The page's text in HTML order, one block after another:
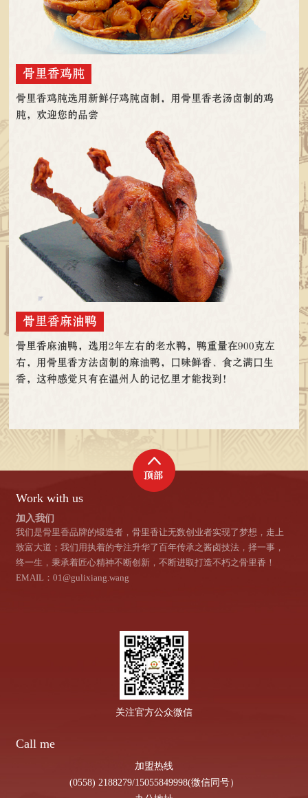
骨里香鸡肫
骨里香鸡肫选用新鲜仔鸡肫卤制，用骨里香老汤卤制的鸡
肫，欢迎您的品尝
骨里香麻油鸭
骨里香麻油鸭，选用2年左右的老水鸭，鸭重量在900克左
右，用骨里香方法卤制的麻油鸭，口味鲜香、食之满口生
香，这种感觉只有在温州人的记忆里才能找到！
Work with us
加入我们
我们是骨里香品牌的锻造者，骨里香让无数创业者实现了梦想，走上
致富大道；我们用执着的专注升华了百年传承之酱卤技法，择一事，
终一生，秉承着匠心精神不断创新，不断进取打造不朽之骨里香！
EMAIL：01@gulixiang.wang
关注官方公众微信
Call me
加盟热线
(0558) 2188279/15055849998(微信同号）